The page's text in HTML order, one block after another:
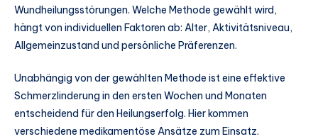
Wundheilungsstörungen. Welche Methode gewählt wird,
hängt von individuellen Faktoren ab: Alter, Aktivitätsniveau,
Allgemeinzustand und persönliche Präferenzen.
Unabhängig von der gewählten Methode ist eine effektive
Schmerzlinderung in den ersten Wochen und Monaten
entscheidend für den Heilungserfolg. Hier kommen
verschiedene medikamentöse Ansätze zum Einsatz.